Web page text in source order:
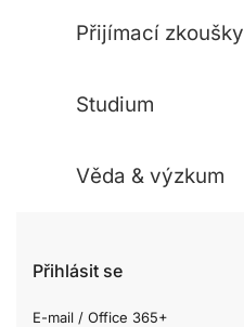
Přijímací zkoušky
Studium
Věda & výzkum
Přihlásit se
E-mail / Office 365+